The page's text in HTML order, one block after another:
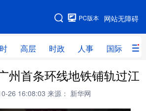
网站无障碍
PC版本
高层 时政 人事 国际 财
网站地图
高层 时政 人事
财经 网评
州首条环线地铁铺轨过江
26 16:08:03 来源： 新华网